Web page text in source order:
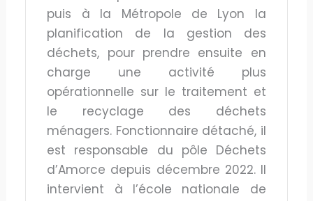
puis à la Métropole de Lyon la
planification de la gestion des
déchets, pour prendre ensuite en
charge une activité plus
opérationnelle sur le traitement et
le recyclage des déchets
ménagers. Fonctionnaire détaché, il
est responsable du pôle Déchets
d’Amorce depuis décembre 2022. Il
intervient à l’école nationale de